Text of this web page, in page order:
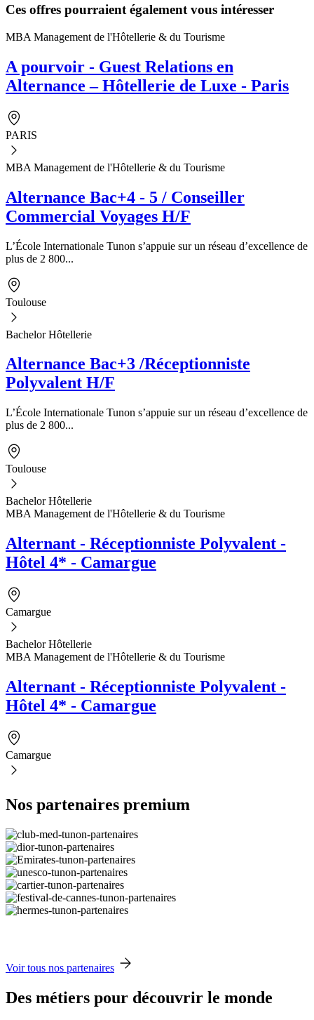
Ces offres pourraient également vous intéresser
MBA Management de l'Hôtellerie & du Tourisme
A pourvoir - Guest Relations en
Alternance – Hôtellerie de Luxe - Paris
PARIS
MBA Management de l'Hôtellerie & du Tourisme
Alternance Bac+4 - 5 / Conseiller
Commercial Voyages H/F
L’École Internationale Tunon s’appuie sur un réseau d’excellence de
plus de 2 800...
Toulouse
Bachelor Hôtellerie
Alternance Bac+3 /Réceptionniste
Polyvalent H/F
L’École Internationale Tunon s’appuie sur un réseau d’excellence de
plus de 2 800...
Toulouse
Bachelor Hôtellerie
MBA Management de l'Hôtellerie & du Tourisme
Alternant - Réceptionniste Polyvalent -
Hôtel 4* - Camargue
Camargue
Bachelor Hôtellerie
MBA Management de l'Hôtellerie & du Tourisme
Alternant - Réceptionniste Polyvalent -
Hôtel 4* - Camargue
Camargue
Nos partenaires premium
Voir tous nos partenaires
Des métiers pour découvrir le monde